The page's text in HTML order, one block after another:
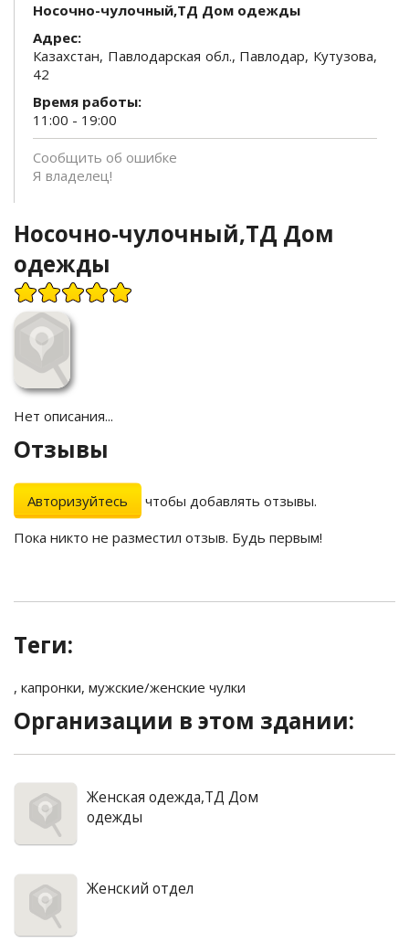
Носочно-чулочный,ТД Дом одежды
Адрес:
Казахстан, Павлодарская обл., Павлодар, Кутузова,
42
Время работы:
11:00 - 19:00
Сообщить об ошибке
Я владелец!
Носочно-чулочный,ТД Дом
одежды
Нет описания...
Отзывы
Авторизуйтесь
чтобы добавлять отзывы.
Пока никто не разместил отзыв. Будь первым!
Теги:
, капронки, мужские/женские чулки
Организации в этом здании:
Женская одежда,ТД Дом
одежды
Женский отдел